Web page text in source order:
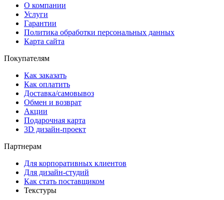
О компании
Услуги
Гарантии
Политика обработки персональных данных
Карта сайта
Покупателям
Как заказать
Как оплатить
Доставка/самовывоз
Обмен и возврат
Акции
Подарочная карта
3D дизайн-проект
Партнерам
Для корпоративных клиентов
Для дизайн-студий
Как стать поставщиком
Текстуры